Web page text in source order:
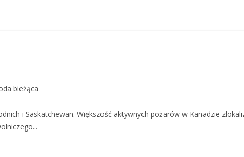
bieżąca
i Saskatchewan. Większość aktywnych pożarów w Kanadzie